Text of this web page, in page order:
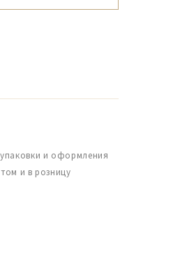
и оформления
и в розницу